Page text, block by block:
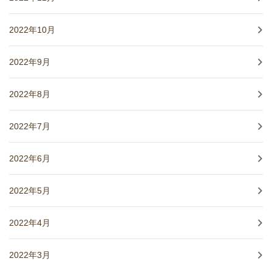
2022年10月
2022年9月
2022年8月
2022年7月
2022年6月
2022年5月
2022年4月
2022年3月